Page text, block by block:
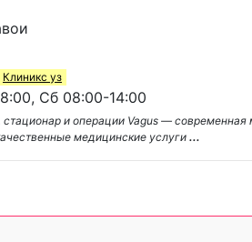
Клиникс уз
Сб 08:00-14:00
и операции Vagus —
медицинские услуги ...